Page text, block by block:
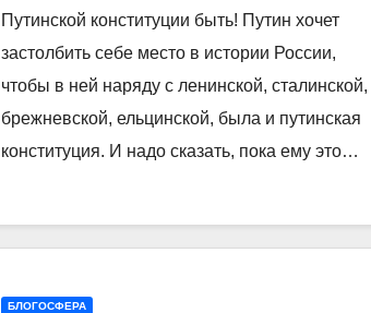
глупости и лицемерия
Путинской конституции быть! Путин хочет
застолбить себе место в истории России,
чтобы в ней наряду с ленинской, сталинской,
брежневской, ельцинской, была и путинская
конституция. И надо сказать, пока ему это…
БЛОГОСФЕРА